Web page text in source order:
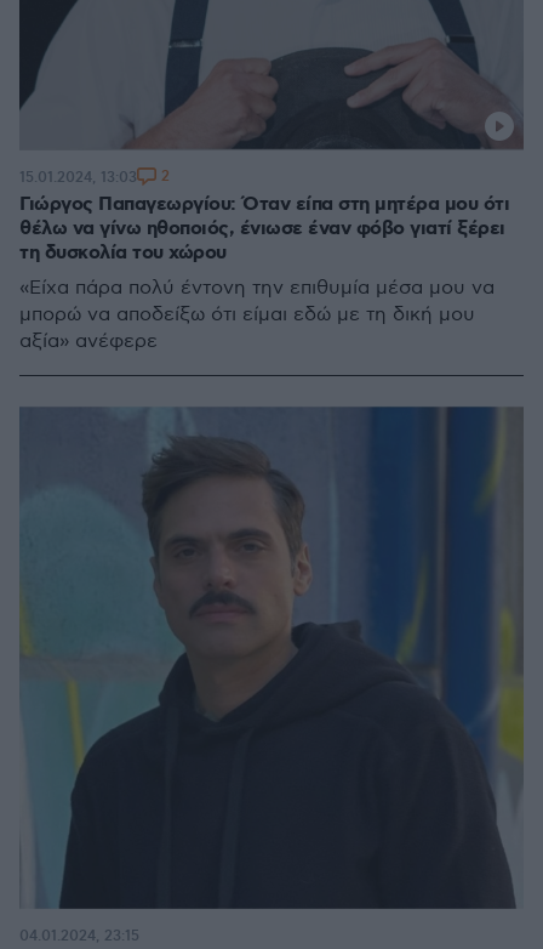
Γιώργος Παπαγεωργίου: Όταν είπα στη μητέρα μου ότι
θέλω να γίνω ηθοποιός, ένιωσε έναν φόβο γιατί ξέρει
τη δυσκολία του χώρου
«Είχα πάρα πολύ έντονη την επιθυμία μέσα μου να
μπορώ να αποδείξω ότι είμαι εδώ με τη δική μου
αξία» ανέφερε
15.01.2024, 13:03 2
04.01.2024, 23:15